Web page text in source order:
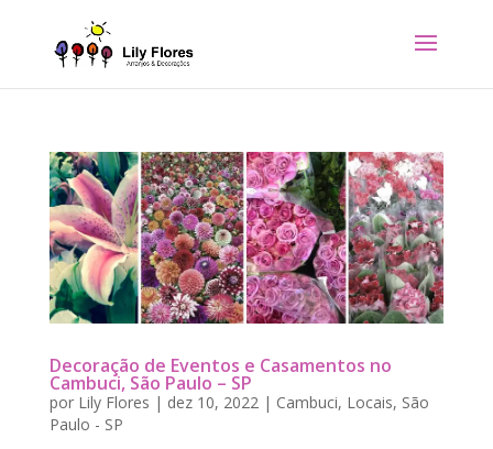
Decoração de Eventos e Casamentos no
Cambuci, São Paulo – SP
por Lily Flores | dez 10, 2022| Cambuci, Locais, São
Paulo - SP